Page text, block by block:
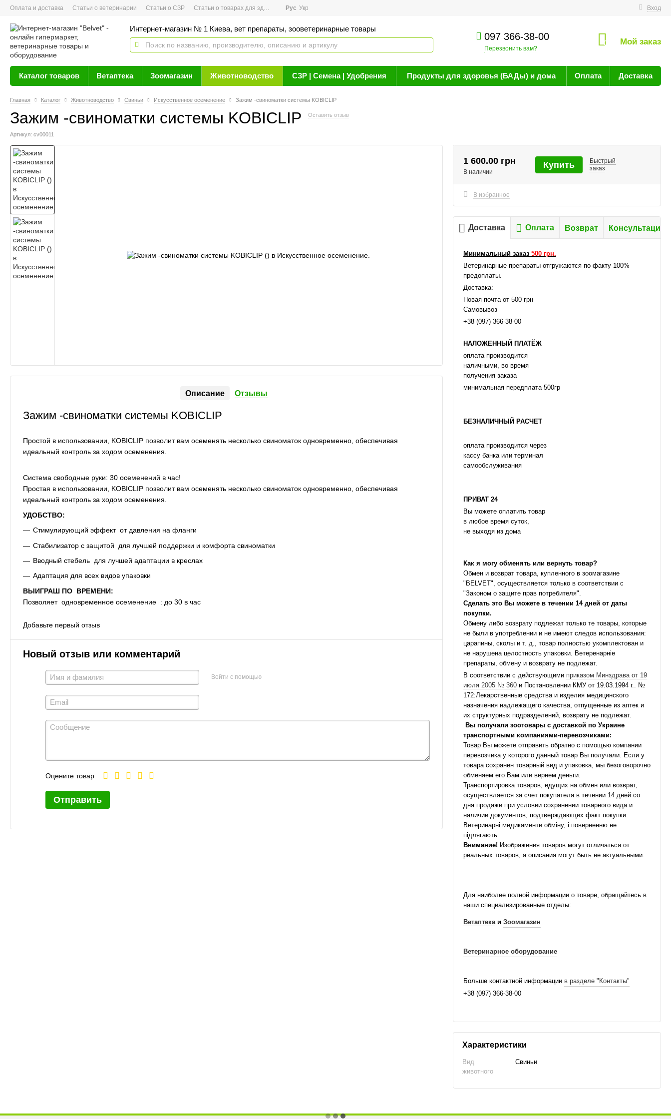
Оплата и доставка Статьи о ветеринарии Статьи о СЗР Статьи о товарах для здоровья Новости Вход
Рус Укр
Интернет-магазин № 1 Киева, вет препараты, зооветеринарные товары
097 366-38-00
Перезвонить вам?
0 Мой заказ
Каталог товаров Ветаптека Зоомагазин Животноводство СЗР | Семена | Удобрения Продукты для здоровья (БАДы) и дома Оплата Доставка
Главная Каталог Животноводство Свиньи Искусственное осеменение Зажим -свиноматки системы KOBICLIP
Зажим -свиноматки системы KOBICLIP Оставить отзыв
Артикул: cv00011
Описание Отзывы
Зажим -свиноматки системы KOBICLIP
Простой в использовании, KOBICLIP позволит вам осеменять несколько свиноматок одновременно, обеспечивая
идеальный контроль за ходом осеменения.
Система свободные руки: 30 осеменений в час!
Простая в использовании, KOBICLIP позволит вам осеменять несколько свиноматок одновременно, обеспечивая
идеальный контроль за ходом осеменения.
УДОБСТВО:
Стимулирующий эффект от давления на фланги
Стабилизатор с защитой для лучшей поддержки и комфорта свиноматки
Вводный стебель для лучшей адаптации в креслах
Адаптация для всех видов упаковки
ВЫИГРАШ ПО ВРЕМЕНИ:
Позволяет одновременное осеменение : до 30 в час
Добавьте первый отзыв
Новый отзыв или комментарий
Войти с помощью
Оцените товар
Отправить
1 600.00 грн
В наличии
Купить
Быстрый
заказ
В избранное
Доставка Оплата Возврат Консультация
Минимальный заказ 500 грн.
Ветеринарные препараты отгружаются по факту 100%
предоплаты.
Доставка:
Новая почта от 500 грн
Самовывоз
+38 (097) 366-38-00
НАЛОЖЕННЫЙ ПЛАТЁЖ
оплата производится
наличными, во время
получения заказа
минимальная передплата 500гр
БЕЗНАЛИЧНЫЙ РАСЧЕТ
оплата производится через
кассу банка или терминал
самообслуживания
ПРИВАТ 24
Вы можете оплатить товар
в любое время суток,
не выходя из дома
Как я могу обменять или вернуть товар?
Обмен и возврат товара, купленного в зоомагазине
"BELVET", осуществляется только в соответствии с
"Законом о защите прав потребителя".
Сделать это Вы можете в течении 14 дней от даты
покупки.
Обмену либо возврату подлежат только те товары, которые
не были в употреблении и не имеют следов использования:
царапины, сколы и т. д., товар полностью укомплектован и
не нарушена целостность упаковки. Ветеренарніе
препараты, обмену и возврату не подлежат.
В соответствии с действующими приказом Минздрава от 19
июля 2005 № 360и Постановлении КМУ от 19.03.1994 г.. №
172:Лекарственные средства и изделия медицинского
назначения надлежащего качества, отпущенные из аптек и
их структурных подразделений, возврату не подлежат.
Вы получали зоотовары с доставкой по Украине
транспортными компаниями-перевозчиками:
Товар Вы можете отправить обратно с помощью компании
перевозчика у которого данный товар Вы получали. Если у
товара сохранен товарный вид и упаковка, мы безоговорочно
обменяем его Вам или вернем деньги.
Транспортировка товаров, едущих на обмен или возврат,
осуществляется за счет покупателя в течении 14 дней со
дня продажи при условии сохранении товарного вида и
наличии документов, подтверждающих факт покупки.
Ветеринарні медикаменти обміну, і поверненню не
підлягають.
Внимание! Изображения товаров могут отличаться от
реальных товаров, а описания могут быть не актуальными.
Для наиболее полной информации о товаре, обращайтесь в
наши специализированные отделы:
Ветаптекаи Зоомагазин
Ветеринарное оборудование
Больше контактной информации в разделе "Контакты"
+38 (097) 366-38-00
Характеристики
Вид
животного
Свиньи